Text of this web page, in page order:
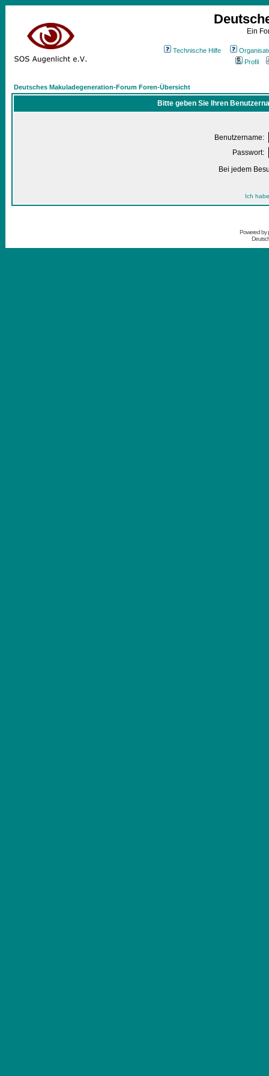
Ein
Technische Hilfe
Profil
Deutsches Makuladegeneration-Forum Foren-Übersicht
Bitte geben Sie Ihren
Benutzername:
Passwort:
Bei jedem
Ich
Powered by